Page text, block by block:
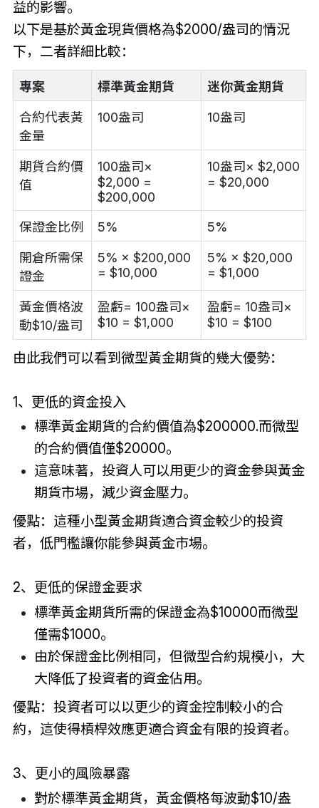
益的影響。
以下是基於黃金現貨價格為$2000/盎司的情況
下，二者詳細比較：
專案 標準黃金期貨 迷你黃金期貨
合約代表黃
金量
100盎司 10盎司
期貨合約價
值
100盎司×
$2,000 =
$200,000
10盎司× $2,000
= $20,000
保證金比例 5% 5%
開倉所需保
證金
5% × $200,000
= $10,000
5% × $20,000
= $1,000
黃金價格波
動$10/盎司
盈虧= 100盎司×
$10 = $1,000
盈虧= 10盎司×
$10 = $100
由此我們可以看到微型黃金期貨的幾大優勢：
1、更低的資金投入
標準黃金期貨的合約價值為$200000.而微型
的合約價值僅$20000。
這意味著，投資人可以用更少的資金參與黃金
期貨市場，減少資金壓力。
優點：這種小型黃金期貨適合資金較少的投資
者，低門檻讓你能參與黃金市場。
2、更低的保證金要求
標準黃金期貨所需的保證金為$10000而微型
僅需$1000。
由於保證金比例相同，但微型合約規模小，大
大降低了投資者的資金佔用。
優點：投資者可以以更少的資金控制較小的合
約，這使得槓桿效應更適合資金有限的投資者。
3、 更小的風險暴露
對於標準黃金期貨，黃金價格每波動$10/盎